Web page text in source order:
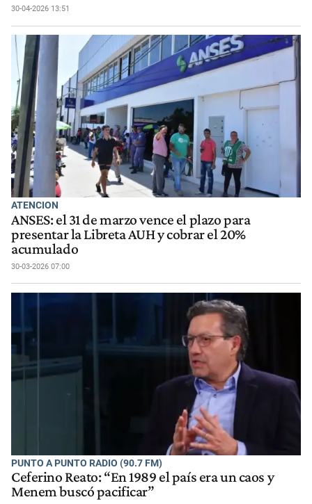
30-04-2026 13:51
ATENCION
ANSES: el 31 de marzo vence el plazo para
presentar la Libreta AUH y cobrar el 20%
acumulado
30-03-2026 07:00
PUNTO A PUNTO RADIO (90.7 FM)
Ceferino Reato: “En 1989 el país era un caos y
Menem buscó pacificar”